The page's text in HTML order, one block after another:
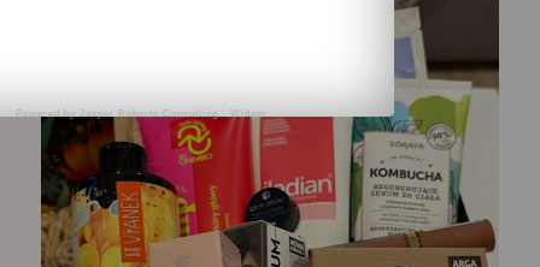
Powered byJasper Roberts Consulting -Widget